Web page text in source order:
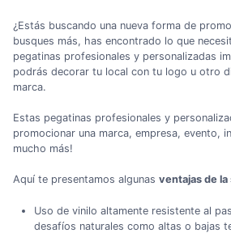
¿Estás buscando una nueva forma de
busques más, has encontrado lo que
pegatinas profesionales y personalizadas
podrás decorar tu local con tu logo u otro
marca.
Estas pegatinas profesionales y
promocionar una marca, empresa, evento,
mucho más!
Aquí te presentamos algunas ventajas de la
Uso de vinilo altamente resistente al
desafíos naturales como altas o bajas